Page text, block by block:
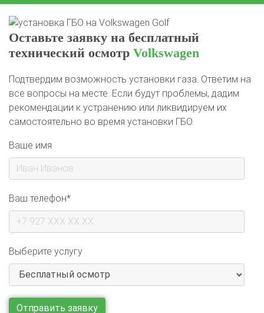
Оставьте заявку на бесплатный
технический осмотрVolkswagen
все вопросы на месте. Если будут проблемы, дадим
рекомендации к устранению или ликвидируем их
самостоятельно во время установки ГБО.